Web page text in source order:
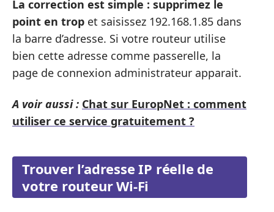
La correction est simple : supprimez le
point en trop et saisissez 192.168.1.85 dans
la barre d’adresse. Si votre routeur utilise
bien cette adresse comme passerelle, la
page de connexion administrateur apparait.
A voir aussi : Chat sur EuropNet : comment
utiliser ce service gratuitement ?
Trouver l’adresse IP réelle de
votre routeur Wi-Fi